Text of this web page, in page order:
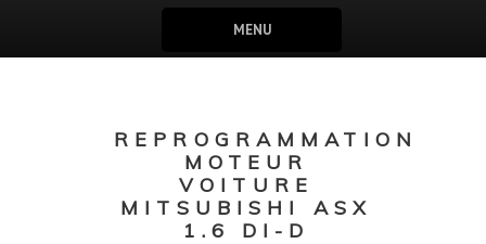
MENU
REPROGRAMMATION
MOTEUR
VOITURE
MITSUBISHI ASX
1.6 DI-D